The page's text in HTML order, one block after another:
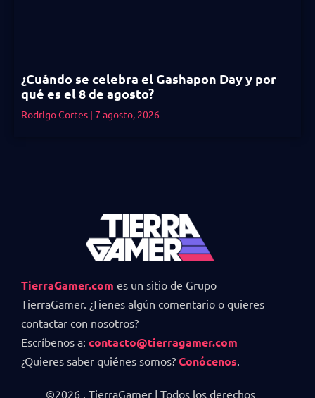
¿Cuándo se celebra el Gashapon Day y por
qué es el 8 de agosto?
Rodrigo Cortes 7 agosto, 2026
TierraGamer.com es un sitio de Grupo
TierraGamer. ¿Tienes algún comentario o quieres
contactar con nosotros?
Escríbenos a: contacto@tierragamer.com
¿Quieres saber quiénes somos? Conócenos.
©2026 . TierraGamer | Todos los derechos